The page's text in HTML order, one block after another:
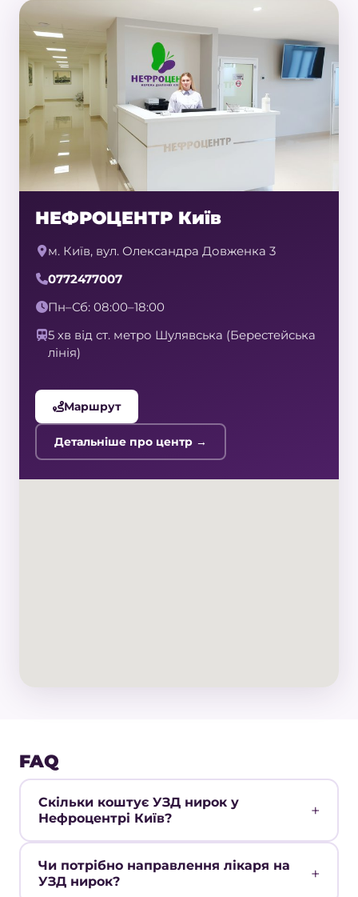
НЕФРОЦЕНТР Київ
м. Київ, вул. Олександра Довженка 3
0772477007
Пн–Сб: 08:00–18:00
5 хв від ст. метро Шулявська (Берестейська
лінія)
Маршрут
Детальніше про центр →
FAQ
Скільки коштує УЗД нирок у
Нефроцентрі Київ?
Чи потрібно направлення лікаря на
УЗД нирок?